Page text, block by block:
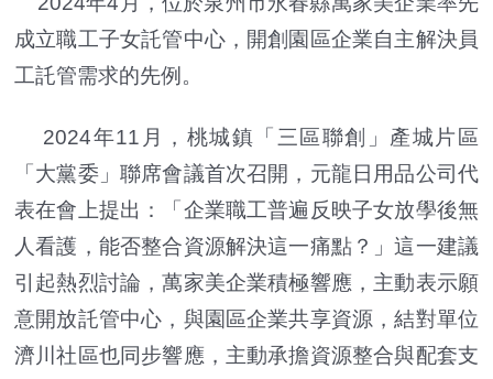
成立職工子女託管中心，開創園區企業自主解決員
工託管需求的先例。
2024年11月，桃城鎮「三區聯創」產城片區
「大黨委」聯席會議首次召開，元龍日用品公司代
表在會上提出：「企業職工普遍反映子女放學後無
人看護，能否整合資源解決這一痛點？」這一建議
引起熱烈討論，萬家美企業積極響應，主動表示願
意開放託管中心，與園區企業共享資源，結對單位
濟川社區也同步響應，主動承擔資源整合與配套支